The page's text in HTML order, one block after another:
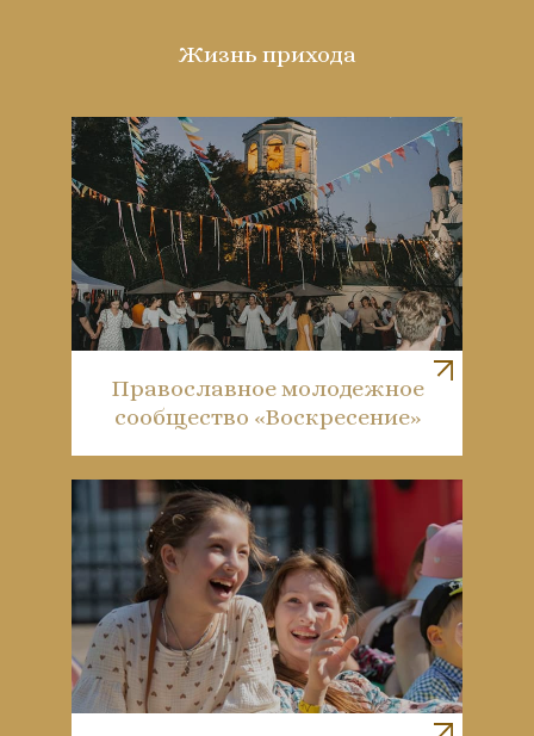
Жизнь прихода
Православное молодежное
сообщество «Воскресение»